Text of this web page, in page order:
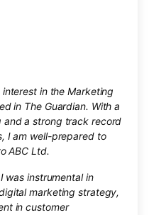
in the Marketing
in The Guardian. With a
a strong track record
I am well-prepared to
ABC Ltd.
was instrumental in
marketing strategy,
in customer